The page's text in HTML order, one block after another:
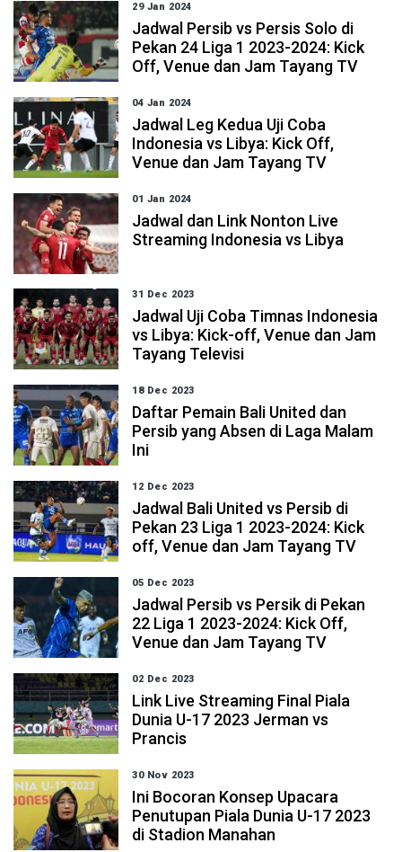
29 Jan 2024
Jadwal Persib vs Persis Solo di
Pekan 24 Liga 1 2023-2024: Kick
Off, Venue dan Jam Tayang TV
04 Jan 2024
Jadwal Leg Kedua Uji Coba
Indonesia vs Libya: Kick Off,
Venue dan Jam Tayang TV
01 Jan 2024
Jadwal dan Link Nonton Live
Streaming Indonesia vs Libya
31 Dec 2023
Jadwal Uji Coba Timnas Indonesia
vs Libya: Kick-off, Venue dan Jam
Tayang Televisi
18 Dec 2023
Daftar Pemain Bali United dan
Persib yang Absen di Laga Malam
Ini
12 Dec 2023
Jadwal Bali United vs Persib di
Pekan 23 Liga 1 2023-2024: Kick
off, Venue dan Jam Tayang TV
05 Dec 2023
Jadwal Persib vs Persik di Pekan
22 Liga 1 2023-2024: Kick Off,
Venue dan Jam Tayang TV
02 Dec 2023
Link Live Streaming Final Piala
Dunia U-17 2023 Jerman vs
Prancis
30 Nov 2023
Ini Bocoran Konsep Upacara
Penutupan Piala Dunia U-17 2023
di Stadion Manahan